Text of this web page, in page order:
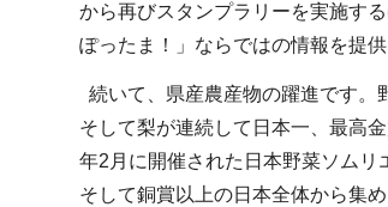
から再びスタンプラリーを実施す
ぽったま！」ならではの情報を提供
続いて、県産農産物の躍進です。
そして梨が連続して日本一、最高
年2月に開催された日本野菜ソムリ
そして銅賞以上の日本全体から集